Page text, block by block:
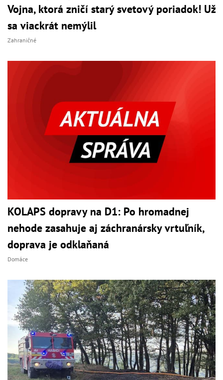
Vojna, ktorá zničí starý svetový poriadok! Už
sa viackrát nemýlil
Zahraničné
KOLAPS dopravy na D1: Po hromadnej
nehode zasahuje aj záchranársky vrtuľník,
doprava je odklaňaná
Domáce